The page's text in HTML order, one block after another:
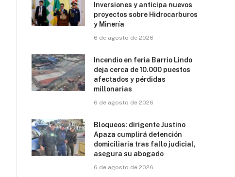
Inversiones y anticipa nuevos
proyectos sobre Hidrocarburos
y Minería
6 de agosto de 2026
Incendio en feria Barrio Lindo
deja cerca de 10.000 puestos
afectados y pérdidas
millonarias
6 de agosto de 2026
Bloqueos: dirigente Justino
Apaza cumplirá detención
domiciliaria tras fallo judicial,
asegura su abogado
6 de agosto de 2026